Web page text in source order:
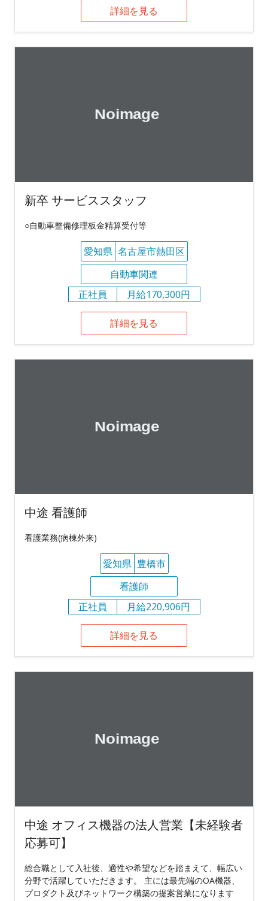
詳細を見る
新卒 サービススタッフ
○自動車整備修理板金精算受付等
愛知県 名古屋市熱田区
自動車関連
正社員
月給170,300円
詳細を見る
中途 看護師
看護業務(病棟外来)
愛知県 豊橋市
看護師
正社員
月給220,906円
詳細を見る
中途 オフィス機器の法人営業【未経験者
応募可】
総合職として入社後、適性や希望などを踏まえて、幅広い
分野で活躍していただきます。 主には最先端のOA機器、
プロダクト及びネットワーク構築の提案営業になります